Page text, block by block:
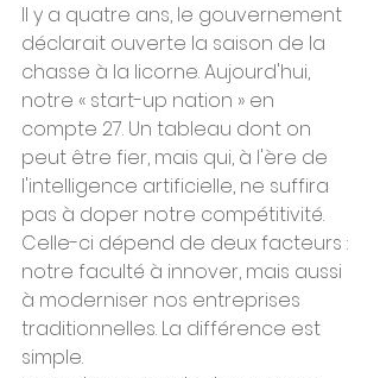
Il y a quatre ans, le gouvernement
déclarait ouverte la saison de la
chasse à la licorne. Aujourd'hui,
notre « start-up nation » en
compte 27. Un tableau dont on
peut être fier, mais qui, à l'ère de
l'intelligence artificielle, ne suffira
pas à doper notre compétitivité.
Celle-ci dépend de deux facteurs :
notre faculté à innover, mais aussi
à moderniser nos entreprises
traditionnelles. La différence est
simple.